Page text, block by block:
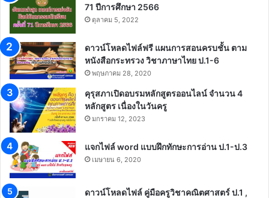
71 ปีการศึกษา 2566
ตุลาคม 5, 2022
ดาวน์โหลดไฟล์ฟรี แผนการสอนครบชั้น ตาม
หนังสือกระทรวง วิชาภาษาไทย ป.1-6
พฤษภาคม 28, 2020
คุรุสภาเปิดอบรมหลักสูตรออนไลน์ จำนวน 4
หลักสูตร เนื่องในวันครู
มกราคม 12, 2023
แจกไฟล์ word แบบฝึกทักษะการอ่าน ป.1-ป.3
เมษายน 6, 2020
ดาวน์โหลดไฟล์ คู่มือครูวิชาคณิตศาสตร์ ป.1 ,